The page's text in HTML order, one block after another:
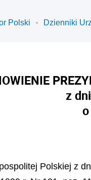
Polski Dzienniki
z
Polskiej z